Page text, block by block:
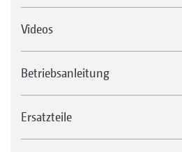
Videos
Betriebsanleitung
Ersatzteile